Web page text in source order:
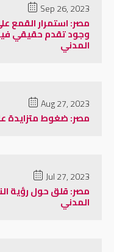
Sep 26, 2023
مصر: استمرار القمع
وجود تقدم حقيقي
المدني
Aug 27, 2023
مصر: ضغوط متزايدة
Jul 27, 2023
مصر: قلق حول رؤية
المدني